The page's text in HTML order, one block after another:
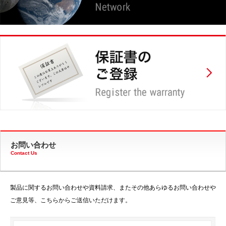
お問い合わせ
Contact Us
製品に関するお問い合わせや資料請求、またその他あらゆるお問い合わせや
ご意見等、こちらからご送信いただけます。